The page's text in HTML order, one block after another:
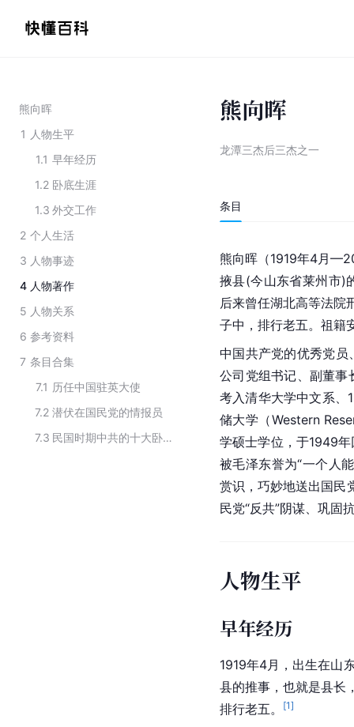
熊向晖
1 人物生平
1.1 早年经历
1.2 卧底生涯
1.3 外交工作
2 个人生活
3 人物事迹
4 人物著作
5 人物关系
6 参考资料
7 条目合集
7.1 历任中国驻英大使
7.2 潜伏在国民党的情报员
7.3
民国时期中共的十大卧底将军
熊向晖
龙潭三杰后三杰之一
条目
熊向晖（1919年4月
掖县(今山东省莱州市)
后来曾任湖北高等法院
子中，排行老五。祖籍
中国共产党的优秀党员
公司党组书记、副董事
考入清华大学中文系、
储大学（Western
学硕士学位，于1949
被毛泽东誉为“一个人
赏识，巧妙地送出国民
民党“反共”阴谋、巩固
人物生平
早年经历
1919年4月，出生在山
县的推事，也就是县长
排行老五。
[1]